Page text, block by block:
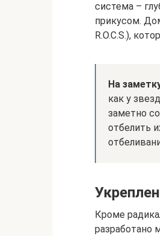
система –
прикусом.
R.O.C.S.),
На
как у
заметно
отбелить
Кроме
разработано